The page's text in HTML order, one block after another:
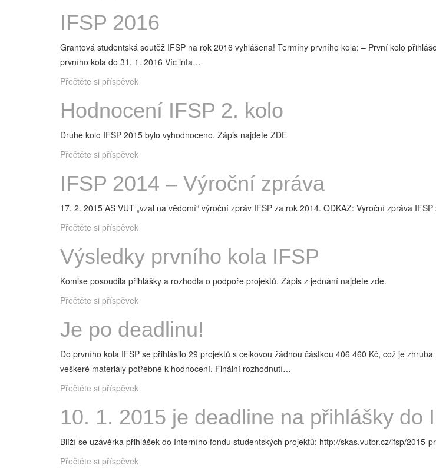
IFSP 2016
Grantová studentská soutěž IFSP na rok 2016 vyhlášena! Termíny prvního kola: – První kolo
prvního kola do 31. 1. 2016 Víc infa…
Přečtěte si příspěvek
Hodnocení IFSP 2. kolo
Druhé kolo IFSP 2015 bylo vyhodnoceno. Zápis najdete ZDE
Přečtěte si příspěvek
IFSP 2014 – Výroční zpráva
17. 2. 2015 AS VUT „vzal na vědomí“ výroční zpráv IFSP za rok 2014. ODKAZ: Vyroční zpráva IFSP
Přečtěte si příspěvek
Výsledky prvního kola IFSP
Komise posoudila přihlášky a rozhodla o podpoře projektů. Zápis z jednání najdete zde.
Přečtěte si příspěvek
Je po deadlinu!
Do prvního kola IFSP se přihlásilo 29 projektů s celkovou žádnou částkou 406 460 Kč, což je
veškeré materiály potřebné k hodnocení. Finální rozhodnutí…
Přečtěte si příspěvek
10. 1. 2015 je deadline na přihlášky do
Blíží se uzávěrka přihlášek do Interního fondu studentských projektů: http://skas.vutbr.cz/ifsp/2015-
Přečtěte si příspěvek